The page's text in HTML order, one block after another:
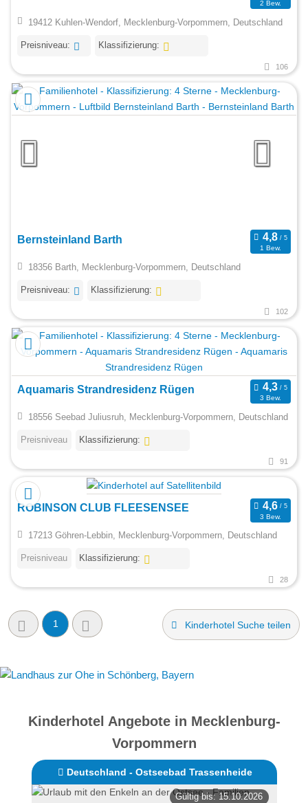
2 Bew.
19412 Kuhlen-Wendorf, Mecklenburg-Vorpommern, Deutschland
Preisniveau: Klassifizierung:
106
Bernsteinland Barth
1 Bew.
18356 Barth, Mecklenburg-Vorpommern, Deutschland
Preisniveau: Klassifizierung:
102
Aquamaris Strandresidenz Rügen
3 Bew.
18556 Seebad Juliusruh, Mecklenburg-Vorpommern, Deutschland
Preisniveau Klassifizierung:
91
ROBINSON CLUB FLEESENSEE
3 Bew.
17213 Göhren-Lebbin, Mecklenburg-Vorpommern, Deutschland
Preisniveau Klassifizierung:
28
1 Kinderhotel Suche teilen
Kinderhotel Angebote in Mecklenburg-
Vorpommern
Deutschland - Ostseebad Trassenheide
Gültig bis: 15.10.2026